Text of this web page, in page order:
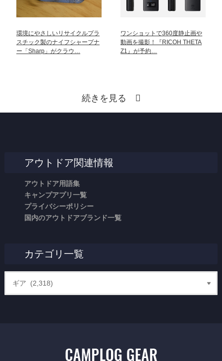
環境にやさしいリサイクルプラ
スチック製のナイフシャープナ
ー「Sharp」がクラウ…
ワンショットで360度静止画や
動画を撮影！『RICOH THETA
Z1』が予約…
続きを見る
アウトドア関連情報
アウトドア用語集
キャンプアプリ一覧
プライバシーポリシー
国内のアウトドアブランド一覧
カテゴリ一覧